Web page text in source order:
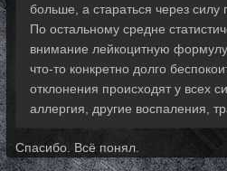
больше, а стараться через силу
По остальному средне
внимание лейкоцитную формулу
что-то конкретно долго
отклонения происходят у всех
аллергия, другие воспаления,
Спасибо. Всё понял.